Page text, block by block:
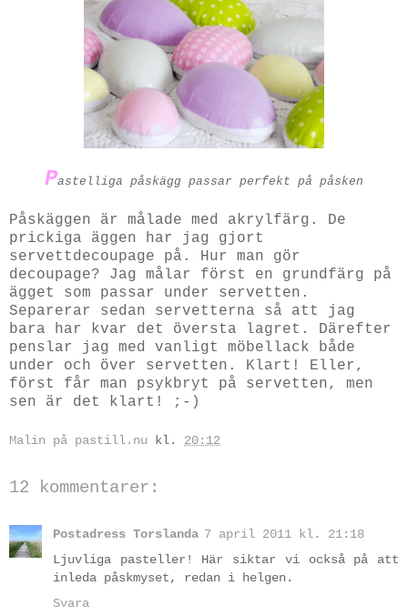
Pastelliga påskägg passar perfekt på påsken
Påskäggen är målade med akrylfärg. De
prickiga äggen har jag gjort
servettdecoupage på. Hur man gör
decoupage? Jag målar först en grundfärg på
ägget som passar under servetten.
Separerar sedan servetterna så att jag
bara har kvar det översta lagret. Därefter
penslar jag med vanligt möbellack både
under och över servetten. Klart! Eller,
först får man psykbryt på servetten, men
sen är det klart! ;-)
Malin på pastill.nu kl. 20:12
12 kommentarer:
Postadress Torslanda 7 april 2011 kl. 21:18
Ljuvliga pasteller! Här siktar vi också på att
inleda påskmyset, redan i helgen.
Svara